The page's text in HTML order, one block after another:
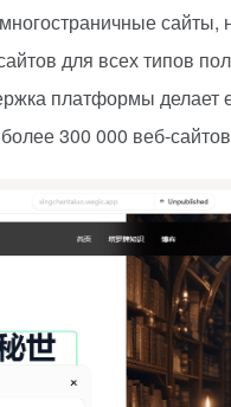
для всех типов
платформы
300 000 веб-